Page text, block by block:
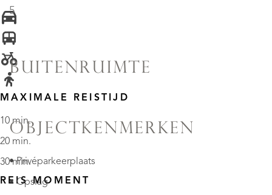
5
BUITENRUIMTE
OBJECTKENMERKEN
• Privéparkeerplaats
• Opslag
MAXIMALE REISTIJD
10 min.
20 min.
30 min.
REIS MOMENT